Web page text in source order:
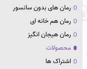
رمان های بدون سانسور
رمان هم خانه ای
رمان هیجان انگیز
محصولات
اشتراک ها